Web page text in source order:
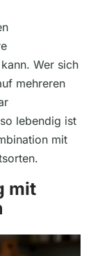
Wer sich
mehreren
lebendig ist
mit
mit